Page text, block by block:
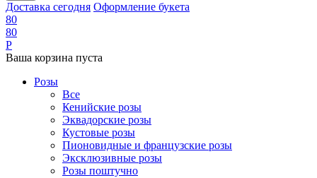
Доставка сегодня Оформление букета
80
80
Р
Ваша корзина пуста
Розы
Все
Кенийские розы
Эквадорские розы
Кустовые розы
Пионовидные и французские розы
Эксклюзивные розы
Розы поштучно